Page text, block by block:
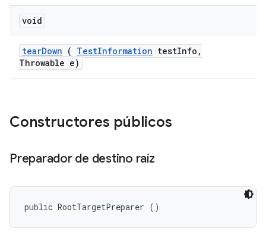
void
tearDown ( TestInformation testInfo ,
Throwable e)
Constructores públicos
Preparador de destino raíz
public RootTargetPreparer ()